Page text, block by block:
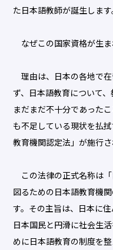
た日本語教師が誕生します
なぜこの国家資格が生ま
理由は、日本の各地で在
ず、日本語教育について
まだまだ不十分であった
も不足している現状を払
教育機関認定法」が施行さ
この法律の正式名称は
図るための日本語教育機
す。その主旨は、日本に
日本国民と円滑に社会生
めに日本語教育の制度を